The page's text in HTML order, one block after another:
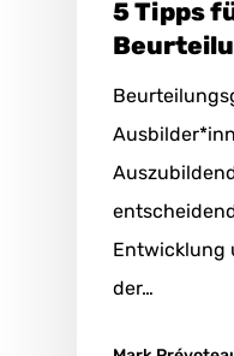
5 Tipps
Entwicklung
der…